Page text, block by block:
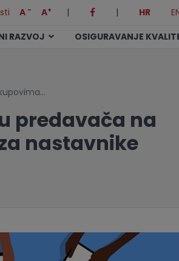
A - A+ | | HR
RAZVOJ OSIGURAVANJE
predavača na
nastavnike